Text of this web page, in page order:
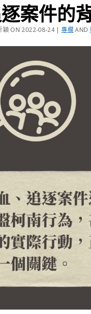
案件的
穎 ON 2022-08-24 |專欄 AND